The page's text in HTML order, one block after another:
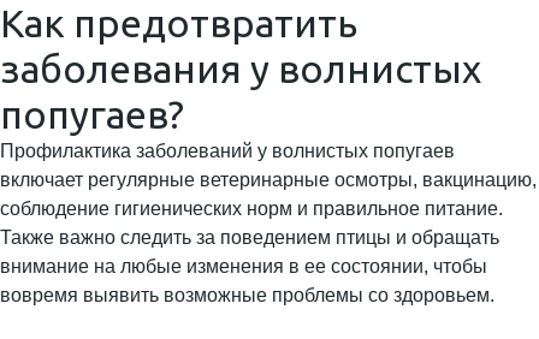
Как предотвратить
заболевания у волнистых
попугаев?
Профилактика заболеваний у волнистых попугаев
включает регулярные ветеринарные осмотры, вакцинацию,
соблюдение гигиенических норм и правильное питание.
Также важно следить за поведением птицы и обращать
внимание на любые изменения в ее состоянии, чтобы
вовремя выявить возможные проблемы со здоровьем.